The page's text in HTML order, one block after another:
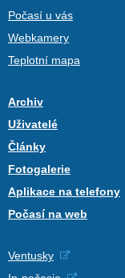
Počasí u vás
Webkamery
Teplotní mapa
Archiv
Uživatelé
Články
Fotogalerie
Aplikace na telefony
Počasí na web
Ventusky